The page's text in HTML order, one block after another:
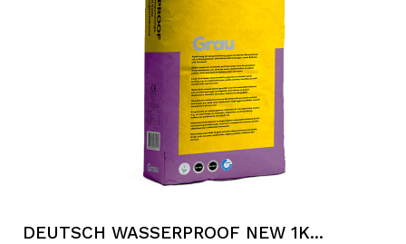
DEUTSCH WASSERPROOF NEW 1K...